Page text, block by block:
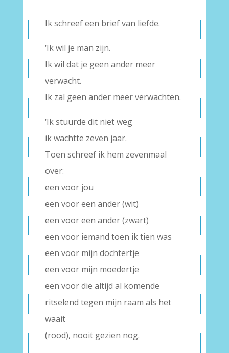
Ik schreef een brief van liefde.
‘Ik wil je man zijn.
Ik wil dat je geen ander meer
verwacht.
Ik zal geen ander meer verwachten.
‘Ik stuurde dit niet weg
ik wachtte zeven jaar.
Toen schreef ik hem zevenmaal
over:
een voor jou
een voor een ander (wit)
een voor een ander (zwart)
een voor iemand toen ik tien was
een voor mijn dochtertje
een voor mijn moedertje
een voor die altijd al komende
ritselend tegen mijn raam als het
waait
(rood), nooit gezien nog.